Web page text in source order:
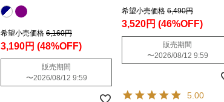
希望小売価格 6,160円
3,190円 (48%OFF)
販売期間
〜2026/08/12 9:59
希望小売価格 6,490円
3,520円 (46%OFF)
販売期間
〜2026/08/12 9:59
5.00